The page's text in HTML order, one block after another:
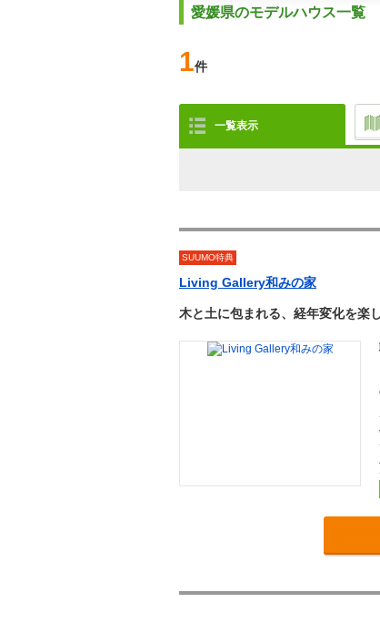
愛媛県のモデルハウス一覧
1件
一覧表示
SUUMO特典
Living Gallery和みの家
木と土に包まれる、経年変化を楽